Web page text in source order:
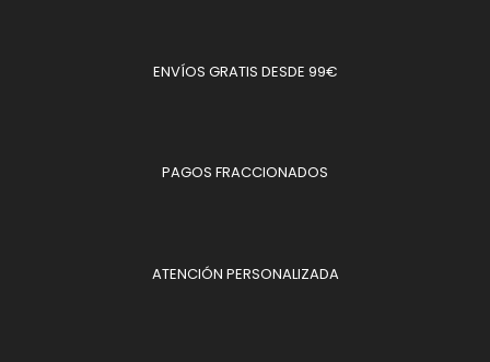
ENVÍOS GRATIS DESDE 99€
PAGOS FRACCIONADOS
ATENCIÓN PERSONALIZADA